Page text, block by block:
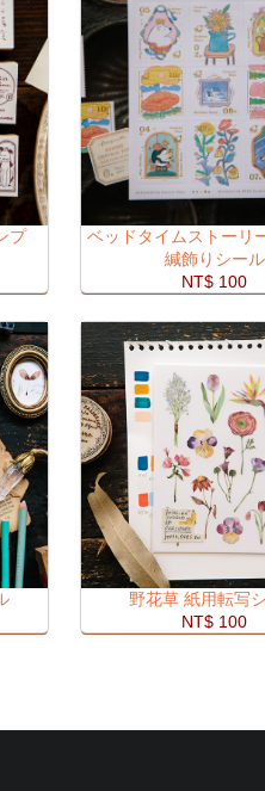
プ
ベッドタイムストーリ
緘飾りシール
NT$ 100
野花草 紙用転写
NT$ 100